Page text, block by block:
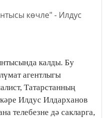
калды. Бу
агентлыгы
Татарстанның
Илдус Илдарханов
телебезне дә сакларга,